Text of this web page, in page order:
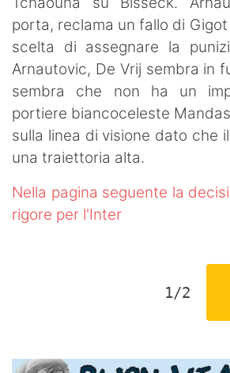
porta, reclama un fallo di
scelta di assegnare la
Arnautovic, De Vrij sembra in
sembra che non ha un
portiere biancoceleste
sulla linea di visione dato che
una traiettoria alta.
Nella pagina seguente la
rigore per l'Inter
1/2